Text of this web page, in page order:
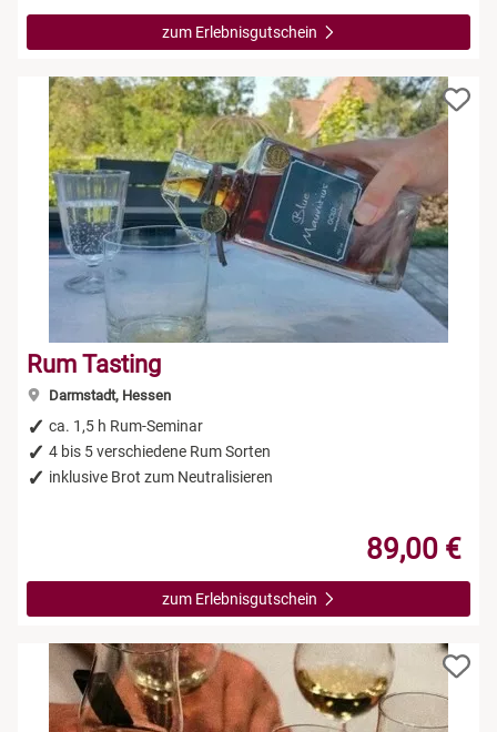
zum Erlebnisgutschein
Rum Tasting
Darmstadt, Hessen
ca. 1,5 h Rum-Seminar
4 bis 5 verschiedene Rum Sorten
inklusive Brot zum Neutralisieren
89,00 €
zum Erlebnisgutschein